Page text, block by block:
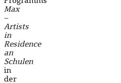
Max
–
Artists
in
Residence
an
Schulen
in
der